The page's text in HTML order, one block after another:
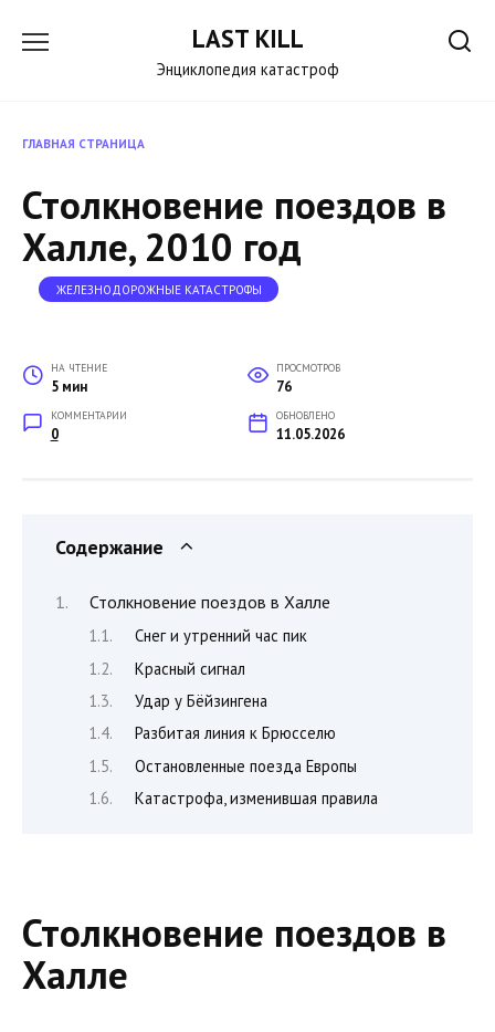
LAST KILL
Энциклопедия катастроф
ГЛАВНАЯ СТРАНИЦА
Столкновение поездов в
Халле, 2010 год
ЖЕЛЕЗНОДОРОЖНЫЕ КАТАСТРОФЫ
НА ЧТЕНИЕ
5 мин
ПРОСМОТРОВ
76
КОММЕНТАРИИ
0
ОБНОВЛЕНО
11.05.2026
Содержание
Столкновение поездов в Халле
Снег и утренний час пик
Красный сигнал
Удар у Бёйзингена
Разбитая линия к Брюсселю
Остановленные поезда Европы
Катастрофа, изменившая правила
Столкновение поездов в
Халле